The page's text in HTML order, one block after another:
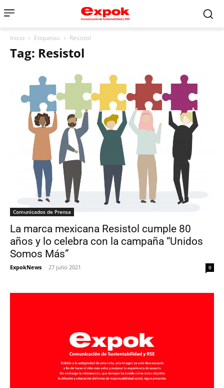
Inicio Etiquetas Resistol
Tag: Resistol
Comunicados de Prensa
La marca mexicana Resistol cumple 80
años y lo celebra con la campaña “Unidos
Somos Más”
ExpokNews - 27 julio 2021 0